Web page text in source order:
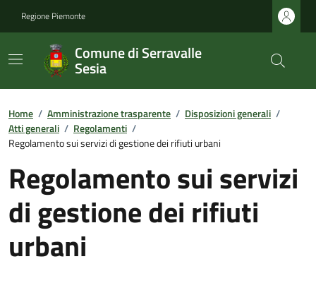
Regione Piemonte
Comune di Serravalle
Sesia
Home / Amministrazione trasparente / Disposizioni generali /
Atti generali / Regolamenti /
Regolamento sui servizi di gestione dei rifiuti urbani
Regolamento sui servizi
di gestione dei rifiuti
urbani